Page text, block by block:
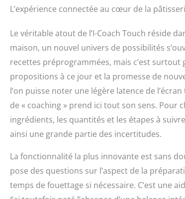
L’expérience connectée au cœur de la
Le véritable atout de l’I-Coach Touch réside
maison, un nouvel univers de possibilités
recettes préprogrammées, mais c’est surtout
propositions à ce jour et la promesse de
l’on puisse noter une légère latence de
de « coaching » prend ici tout son sens. Pour
ingrédients, les quantités et les étapes à
ainsi une grande partie des incertitudes.
La fonctionnalité la plus innovante est sans
pose des questions sur l’aspect de la
temps de fouettage si nécessaire. C’est une